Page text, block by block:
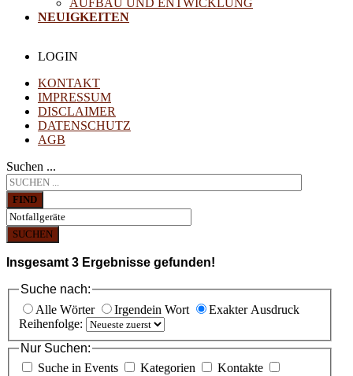
AUFBAU UND ENTWICKLUNG
NEUIGKEITEN
LOGIN
KONTAKT
IMPRESSUM
DISCLAIMER
DATENSCHUTZ
AGB
Suchen ...
FIND
SUCHEN
Insgesamt 3 Ergebnisse gefunden!
Suche nach:
Alle Wörter
Irgendein Wort
Exakter Ausdruck
Reihenfolge:
Nur Suchen:
Suche in Events
Kategorien
Kontakte